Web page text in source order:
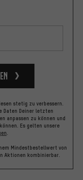
stetig zu verbessern.
Daten Deiner letzten
anpassen zu können und
Es gelten unsere
.
Mindestbestellwert von
Aktionen kombinierbar.